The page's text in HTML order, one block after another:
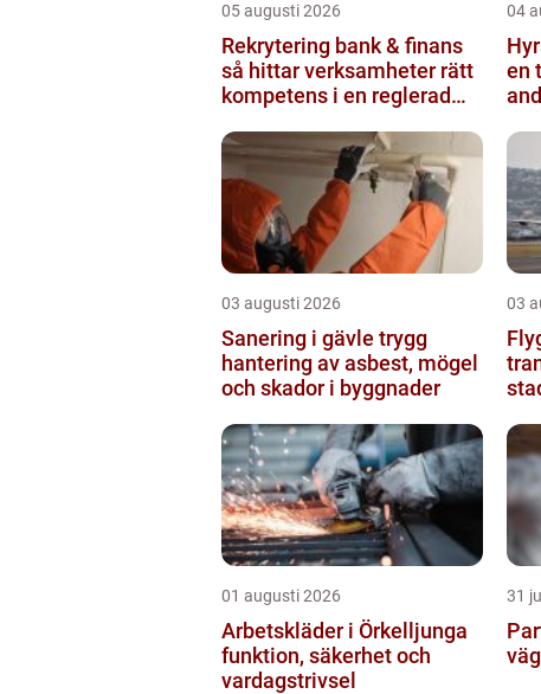
05 augusti 2026
Rekrytering bank & finans
så hittar verksamheter rätt
kompetens i en reglerad
04
en
03 augusti 2026
Sanering i gävle trygg
hantering av asbest, mögel
och skador i byggnader
03
01 augusti 2026
Arbetskläder i Örkelljunga
funktion, säkerhet och
vardagstrivsel
31